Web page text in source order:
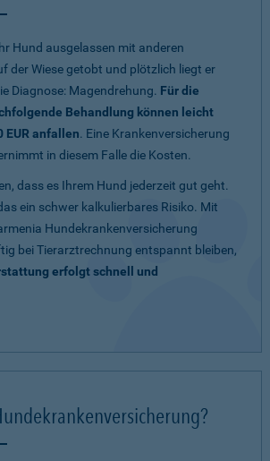
Hund ausgelassen mit anderen
der Wiese getobt und plötzlich liegt er
Diagnose: Magendrehung. Für die
Behandlung können leicht
EUR anfallen. Eine Krankenversicherung
in diesem Falle die Kosten.
dass es Ihrem Hund jederzeit gut geht.
ein schwer kalkulierbares Risiko. Mit
Hundekrankenversicherung
bei Tierarztrechnung entspannt bleiben,
erfolgt schnell und